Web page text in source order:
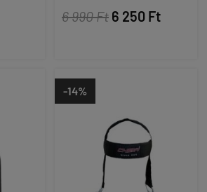
6 990 Ft 6 250 Ft
-14%